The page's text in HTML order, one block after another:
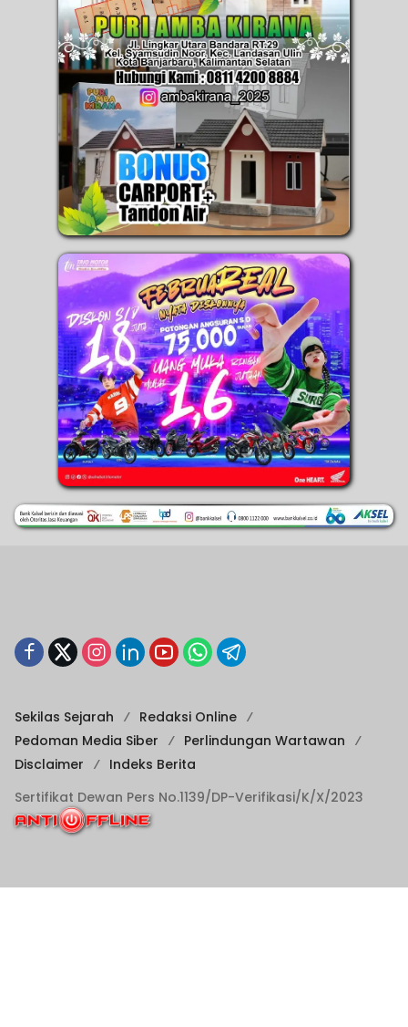
Sekilas Sejarah
Redaksi Online
Pedoman Media Siber
Perlindungan Wartawan
Disclaimer
Indeks Berita
Sertifikat Dewan Pers No.1139/DP-Verifikasi/K/X/2023